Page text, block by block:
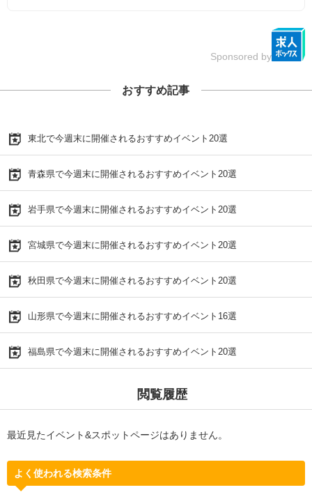
Sponsored by
おすすめ記事
東北で今週末に開催されるおすすめイベント20選
青森県で今週末に開催されるおすすめイベント20選
岩手県で今週末に開催されるおすすめイベント20選
宮城県で今週末に開催されるおすすめイベント20選
秋田県で今週末に開催されるおすすめイベント20選
山形県で今週末に開催されるおすすめイベント16選
福島県で今週末に開催されるおすすめイベント20選
閲覧履歴
最近見たイベント&スポットページはありません。
よく使われる検索条件